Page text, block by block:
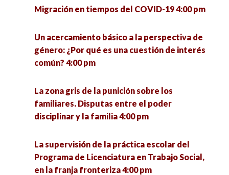
Reflexiones Marginales 5:00 pm
Experiencias docentes y políticas educativas en
el contexto de la pandemia 5:00 pm
autocratización 5:00 pm
Desafíos y oportunidades para integrar la
México 5:00 pm
Educación ambiental crítica. Una mirada desde
Migración en tiempos del COVID-19 4:00 pm
Un acercamiento básico a la perspectiva de
género: ¿Por qué es una cuestión de interés
común? 4:00 pm
La zona gris de la punición sobre los
familiares. Disputas entre el poder
disciplinar y la familia 4:00 pm
La supervisión de la práctica escolar del
Programa de Licenciatura en Trabajo Social,
en la franja fronteriza 4:00 pm